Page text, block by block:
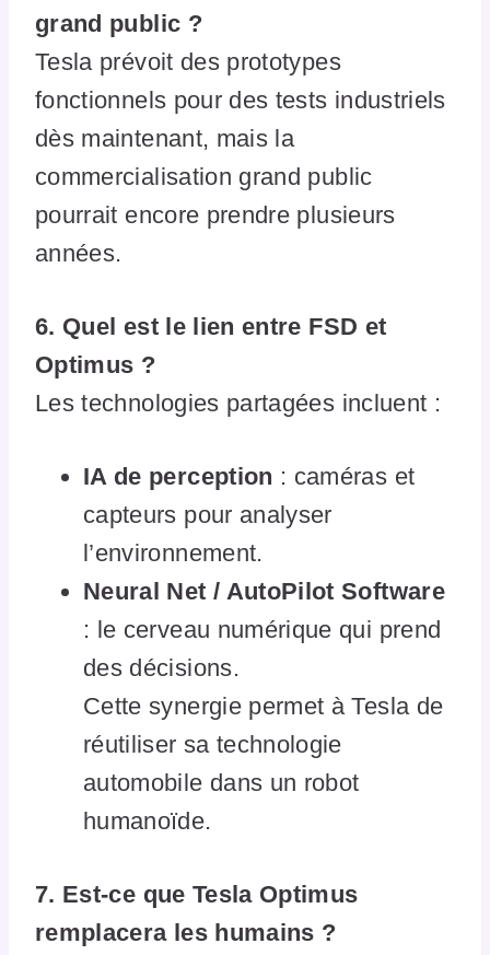
grand public ?
Tesla prévoit des prototypes
fonctionnels pour des tests industriels
dès maintenant, mais la
commercialisation grand public
pourrait encore prendre plusieurs
années.
6. Quel est le lien entre FSD et
Optimus ?
Les technologies partagées incluent :
IA de perception : caméras et
capteurs pour analyser
l’environnement.
Neural Net / AutoPilot Software
: le cerveau numérique qui prend
des décisions.
Cette synergie permet à Tesla de
réutiliser sa technologie
automobile dans un robot
humanoïde.
7. Est-ce que Tesla Optimus
remplacera les humains ?